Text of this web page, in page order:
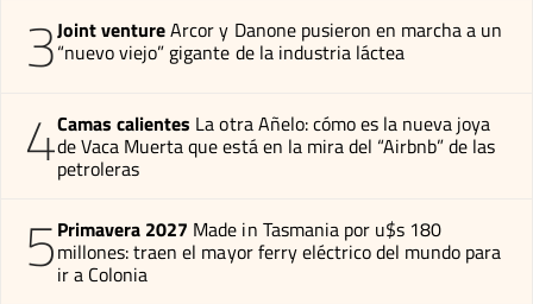
3Joint ventureArcor y Danone pusieron en marcha a un
“nuevo viejo” gigante de la industria láctea
4Camas calientes La otra Añelo: cómo es la nueva joya
de Vaca Muerta que está en la mira del “Airbnb” de las
petroleras
5Primavera 2027 Made in Tasmania por u$s 180
millones: traen el mayor ferry eléctrico del mundo para
ir a Colonia